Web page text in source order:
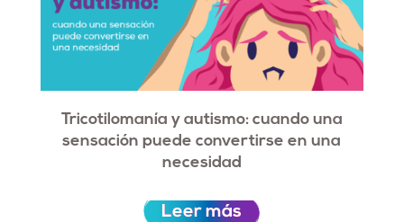
Tricotilomanía y autismo: cuando una
sensación puede convertirse en una
necesidad
Leer más